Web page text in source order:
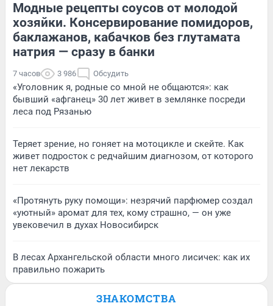
Модные рецепты соусов от молодой
хозяйки. Консервирование помидоров,
баклажанов, кабачков без глутамата
натрия — сразу в банки
7 часов 3 986 Обсудить
«Уголовник я, родные со мной не общаются»: как
бывший «афганец» 30 лет живет в землянке посреди
леса под Рязанью
Теряет зрение, но гоняет на мотоцикле и скейте. Как
живет подросток с редчайшим диагнозом, от которого
нет лекарств
«Протянуть руку помощи»: незрячий парфюмер создал
«уютный» аромат для тех, кому страшно, — он уже
увековечил в духах Новосибирск
В лесах Архангельской области много лисичек: как их
правильно пожарить
ЗНАКОМСТВА